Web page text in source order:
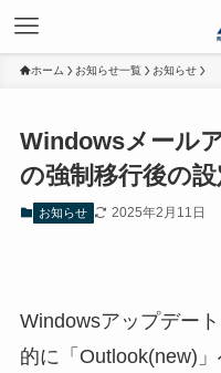
ホーム お知らせ一覧 お知らせ
Windowsメール
の強制移行後の
お知らせ 2025年2月11日
Windowsアップデー
的に「Outlook(new)